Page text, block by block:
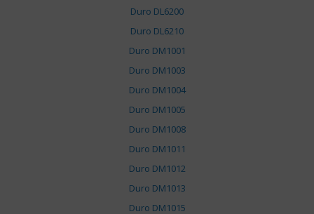
Duro DL6200
Duro DL6210
Duro DM1001
Duro DM1003
Duro DM1004
Duro DM1005
Duro DM1008
Duro DM1011
Duro DM1012
Duro DM1013
Duro DM1015